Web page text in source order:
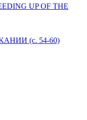
UP OF THE
(c. 54-60)